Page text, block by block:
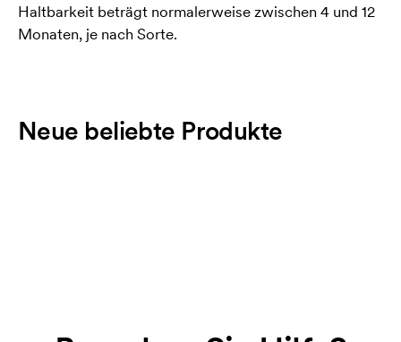
Haltbarkeit beträgt normalerweise zwischen 4 und 12
Monaten, je nach Sorte.
Neue beliebte Produkte